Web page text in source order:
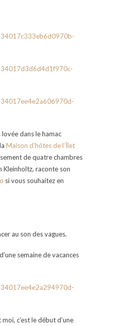
lovée dans le hamac
Maison d’hôtes de l’Îlet
de quatre chambres
raconte son
si vous souhaitez en
au son des vagues.
semaine de vacances
c’est le début d’une